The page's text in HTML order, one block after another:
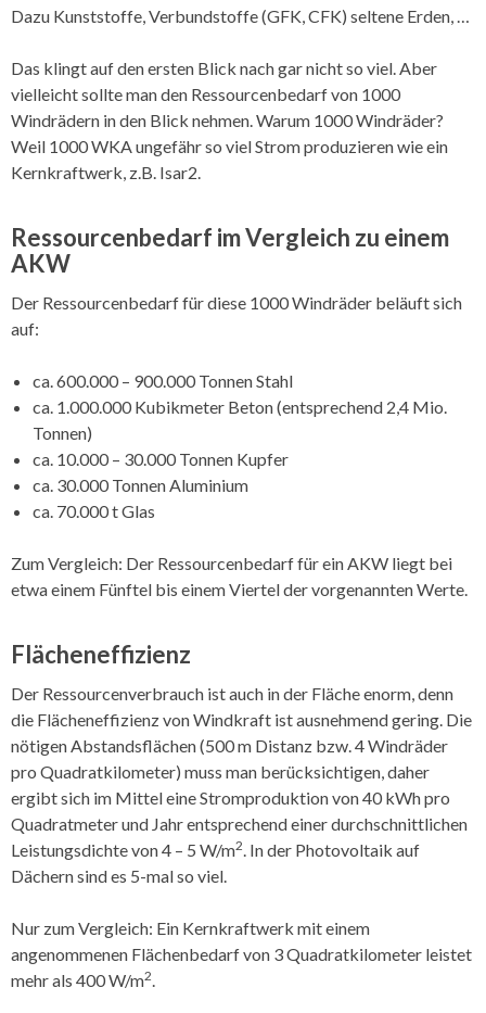
Dazu Kunststoffe, Verbundstoffe (GFK, CFK) seltene Erden, …
Das klingt auf den ersten Blick nach gar nicht so viel. Aber
vielleicht sollte man den Ressourcenbedarf von 1000
Windrädern in den Blick nehmen. Warum 1000 Windräder?
Weil 1000 WKA ungefähr so viel Strom produzieren wie ein
Kernkraftwerk, z.B. Isar2.
Ressourcenbedarf im Vergleich zu einem
AKW
Der Ressourcenbedarf für diese 1000 Windräder beläuft sich
auf:
ca. 600.000 – 900.000 Tonnen Stahl
ca. 1.000.000 Kubikmeter Beton (entsprechend 2,4 Mio.
Tonnen)
ca. 10.000 – 30.000 Tonnen Kupfer
ca. 30.000 Tonnen Aluminium
ca. 70.000 t Glas
Zum Vergleich: Der Ressourcenbedarf für ein AKW liegt bei
etwa einem Fünftel bis einem Viertel der vorgenannten Werte.
Flächeneffizienz
Der Ressourcenverbrauch ist auch in der Fläche enorm, denn
die Flächeneffizienz von Windkraft ist ausnehmend gering. Die
nötigen Abstandsflächen (500 m Distanz bzw. 4 Windräder
pro Quadratkilometer) muss man berücksichtigen, daher
ergibt sich im Mittel eine Stromproduktion von 40 kWh pro
Quadratmeter und Jahr entsprechend einer durchschnittlichen
Leistungsdichte von 4 – 5 W/m2. In der Photovoltaik auf
Dächern sind es 5-mal so viel.
Nur zum Vergleich: Ein Kernkraftwerk mit einem
angenommenen Flächenbedarf von 3 Quadratkilometer leistet
mehr als 400 W/m2.